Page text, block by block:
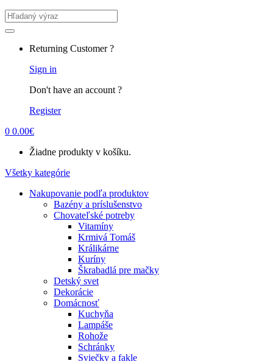
Search
for:
Returning Customer ?
Sign in
Don't have an account ?
Register
0 0.00€
Žiadne produkty v košíku.
Všetky kategórie
Nakupovanie podľa produktov
Bazény a príslušenstvo
Chovateľské potreby
Vitamíny
Krmivá Tomáš
Králikárne
Kuríny
Škrabadlá pre mačky
Detský svet
Dekorácie
Domácnosť
Kuchyňa
Lampáše
Rohože
Schránky
Sviečky a fakle